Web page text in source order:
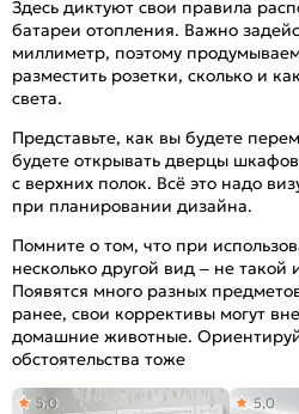
Здесь диктуют свои правила
батареи отопления. Важно
миллиметр, поэтому
разместить розетки, сколько и
света.
Представьте, как вы будете
будете открывать дверцы
с верхних полок. Всё это надо
при планировании дизайна.
Помните о том, что при
несколько другой вид – не
Появятся много разных
ранее, свои коррективы могут
домашние животные.
обстоятельства тоже
5,0 5,0